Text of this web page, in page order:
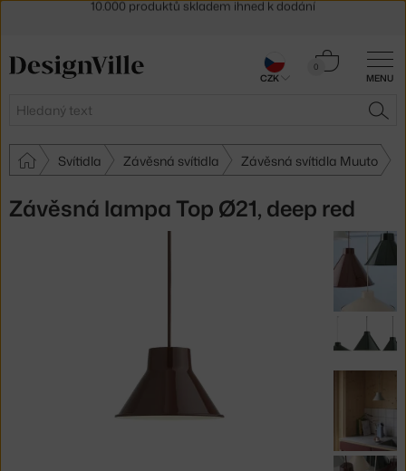
MENU
Hledat
0
Košík
Svítidla Závěsná svítidla Závěsná svítidla Muuto
Závěsná lampa Top Ø21, deep red
30 dní na vrácení zboží
CZK